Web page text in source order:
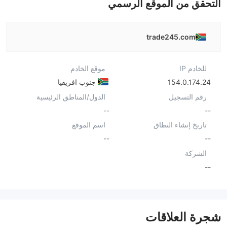
التحقق من الموقع الرسمي
trade245.com
للخادم IP
154.0.174.24
موقع الخادم
جنوب افريقيا
رقم التسجيل
--
الدول/المناطق الرئيسية
--
تاريخ إنشاء النطاق
--
اسم الموقع
--
الشركة
--
شجرة العلاقات